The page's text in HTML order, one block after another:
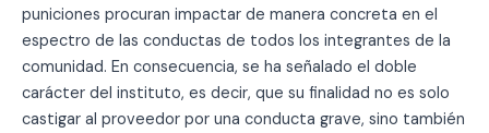
puniciones procuran impactar de manera concreta en el
espectro de las conductas de todos los integrantes de la
comunidad. En consecuencia, se ha señalado el doble
carácter del instituto, es decir, que su finalidad no es solo
castigar al proveedor por una conducta grave, sino también